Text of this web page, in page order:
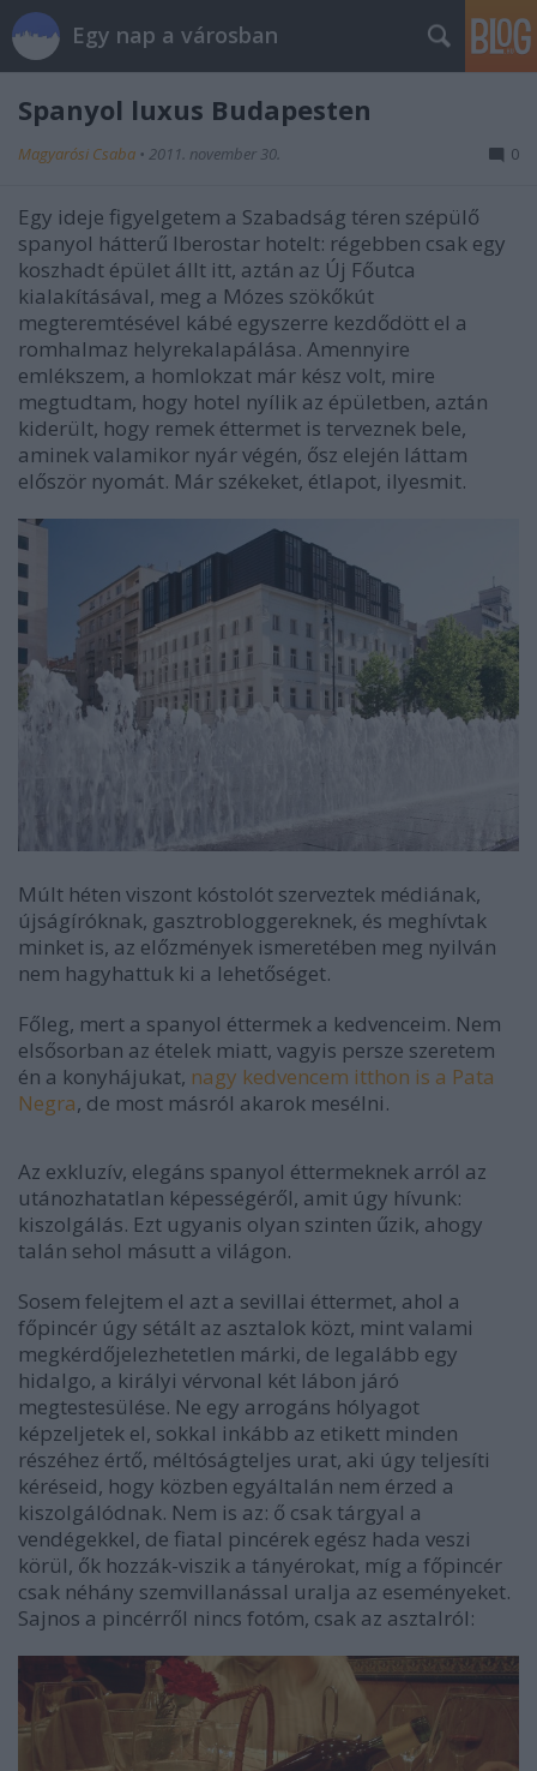
Egy nap a városban
Spanyol luxus Budapesten
Magyarósi Csaba • 2011. november 30. 0
Egy ideje figyelgetem a Szabadság téren szépülő
spanyol hátterű Iberostar hotelt: régebben csak egy
koszhadt épület állt itt, aztán az Új Főutca
kialakításával, meg a Mózes szökőkút
megteremtésével kábé egyszerre kezdődött el a
romhalmaz helyrekalapálása. Amennyire
emlékszem, a homlokzat már kész volt, mire
megtudtam, hogy hotel nyílik az épületben, aztán
kiderült, hogy remek éttermet is terveznek bele,
aminek valamikor nyár végén, ősz elején láttam
először nyomát. Már székeket, étlapot, ilyesmit.
Múlt héten viszont kóstolót szerveztek médiának,
újságíróknak, gasztrobloggereknek, és meghívtak
minket is, az előzmények ismeretében meg nyilván
nem hagyhattuk ki a lehetőséget.
Főleg, mert a spanyol éttermek a kedvenceim. Nem
elsősorban az ételek miatt, vagyis persze szeretem
én a konyhájukat, nagy kedvencem itthon is a Pata
Negra, de most másról akarok mesélni.
Az exkluzív, elegáns spanyol éttermeknek arról az
utánozhatatlan képességéről, amit úgy hívunk:
kiszolgálás. Ezt ugyanis olyan szinten űzik, ahogy
talán sehol másutt a világon.
Sosem felejtem el azt a sevillai éttermet, ahol a
főpincér úgy sétált az asztalok közt, mint valami
megkérdőjelezhetetlen márki, de legalább egy
hidalgo, a királyi vérvonal két lábon járó
megtestesülése. Ne egy arrogáns hólyagot
képzeljetek el, sokkal inkább az etikett minden
részéhez értő, méltóságteljes urat, aki úgy teljesíti
kéréseid, hogy közben egyáltalán nem érzed a
kiszolgálódnak. Nem is az: ő csak tárgyal a
vendégekkel, de fiatal pincérek egész hada veszi
körül, ők hozzák-viszik a tányérokat, míg a főpincér
csak néhány szemvillanással uralja az eseményeket.
Sajnos a pincérről nincs fotóm, csak az asztalról: